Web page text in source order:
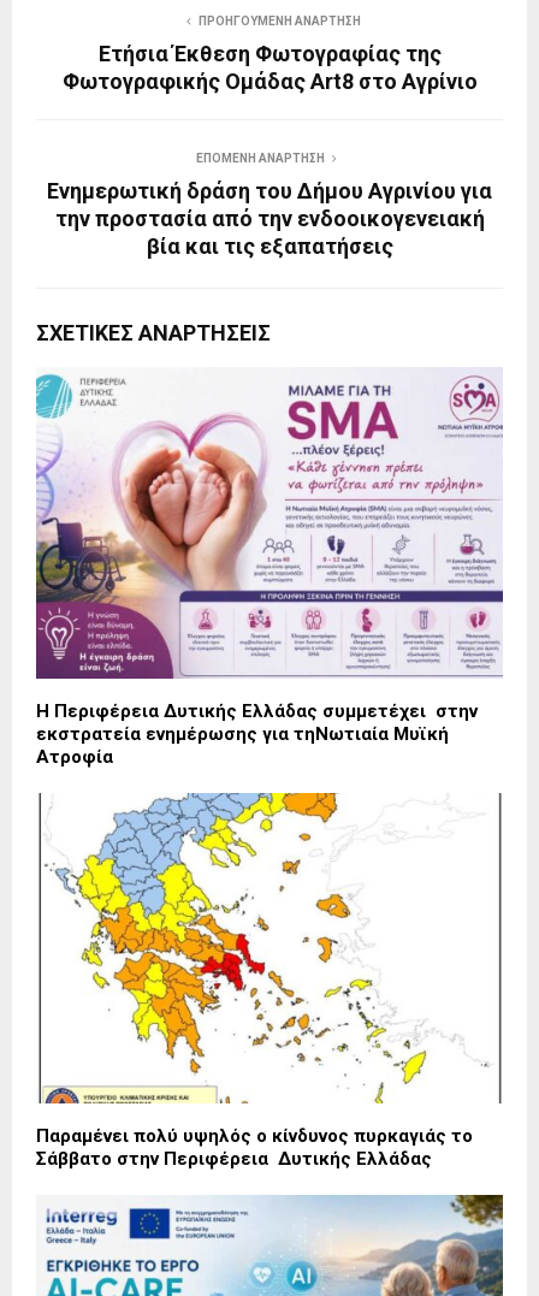
ΠΡΟΗΓΟΎΜΕΝΗ ΑΝΆΡΤΗΣΗ
Ετήσια Έκθεση Φωτογραφίας της
Φωτογραφικής Ομάδας Art8 στο Αγρίνιο
ΕΠΌΜΕΝΗ ΑΝΆΡΤΗΣΗ
Ενημερωτική δράση του Δήμου Αγρινίου για
την προστασία από την ενδοοικογενειακή
βία και τις εξαπατήσεις
ΣΧΕΤΙΚΈΣ ΑΝΑΡΤΉΣΕΙΣ
Η Περιφέρεια Δυτικής Ελλάδας συμμετέχει στην
εκστρατεία ενημέρωσης για τηΝωτιαία Μυϊκή
Ατροφία
Παραμένει πολύ υψηλός ο κίνδυνος πυρκαγιάς το
Σάββατο στην Περιφέρεια Δυτικής Ελλάδας